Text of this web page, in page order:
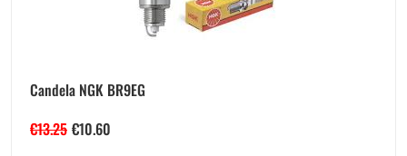
Candela NGK BR9EG
€13.25 €10.60